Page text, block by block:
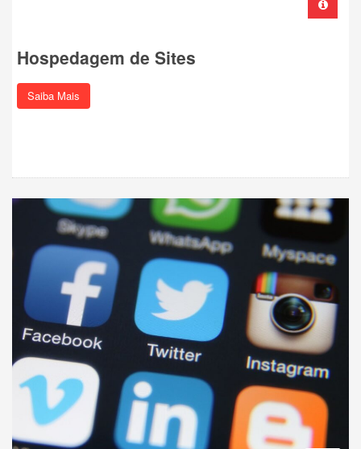
Hospedagem de Sites
Saiba Mais